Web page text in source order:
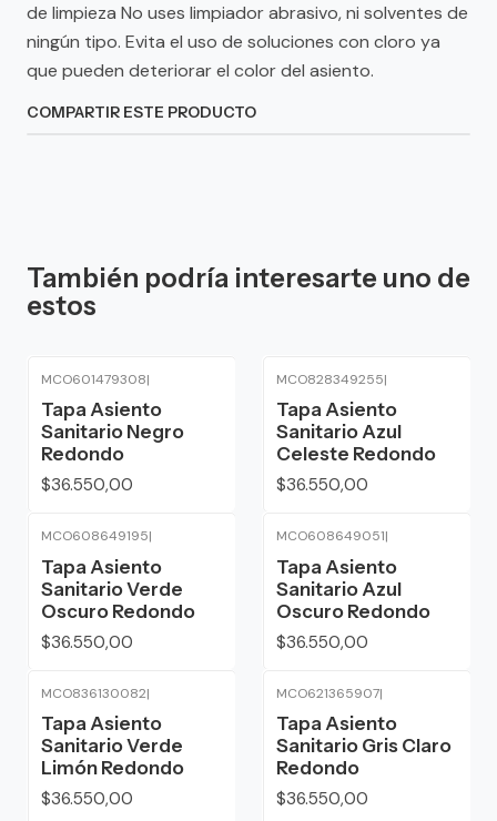
de limpieza No uses limpiador abrasivo, ni solventes de
ningún tipo. Evita el uso de soluciones con cloro ya
que pueden deteriorar el color del asiento.
COMPARTIR ESTE PRODUCTO
También podría interesarte uno de
estos
MCO601479308|
Tapa Asiento
Sanitario Negro
Redondo
$36.550,00
MCO828349255|
Tapa Asiento
Sanitario Azul
Celeste Redondo
$36.550,00
MCO608649195|
Tapa Asiento
Sanitario Verde
Oscuro Redondo
$36.550,00
MCO608649051|
Tapa Asiento
Sanitario Azul
Oscuro Redondo
$36.550,00
MCO836130082|
Tapa Asiento
Sanitario Verde
Limón Redondo
$36.550,00
MCO621365907|
Tapa Asiento
Sanitario Gris Claro
Redondo
$36.550,00